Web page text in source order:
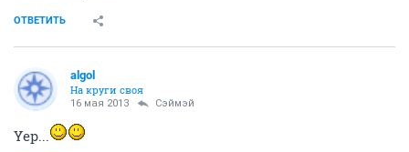
ОТВЕТИТЬ
algol
На круги своя
16 мая 2013 Сэймэй
Yep...